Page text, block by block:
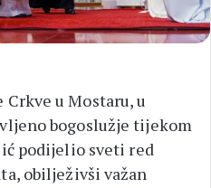
u Mostaru, u
bogoslužje tijekom
podijelio sveti red
obilježivši važan